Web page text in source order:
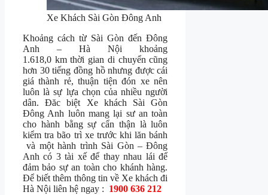
Xe Khách Sài Gòn Đông Anh
Khoảng cách từ Sài Gòn đến Đông
Anh – Hà Nội khoảng
1.618,0 km thời gian di chuyển cũng
hơn 30 tiếng đồng hồ nhưng được cái
giá thành rẻ, thuận tiện đón xe nên
luôn là sự lựa chọn của nhiều người
dân. Đăc biệt Xe khách Sài Gòn
Đông Anh luôn mang lại sư an toàn
cho hành bằng sự cẩn thận là luôn
kiểm tra bão trì xe trước khi lăn bánh
và một hành trình Sài Gòn – Đông
Anh có 3 tài xế để thay nhau lái để
đảm bảo sự an toàn cho khánh hàng.
Để biết thêm thông tin về Xe khách đi
Hà Nội liên hệ ngay : 1900 636 212